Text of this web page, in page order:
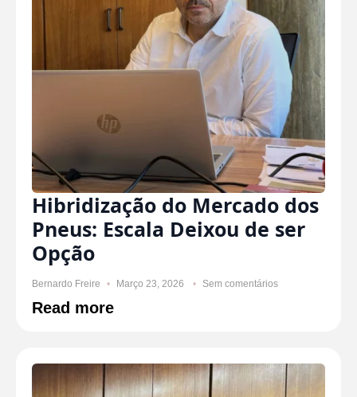
Hibridização do Mercado dos
Pneus: Escala Deixou de ser
Opção
Bernardo Freire Março 23, 2026 Sem comentários
Read more